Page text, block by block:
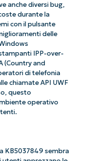
anche diversi bug,
durante la
con il pulsante
delle
IPP-over-
(Country and
di telefonia
chiamate API UWF
questo
operativo
KB5037849 sembra